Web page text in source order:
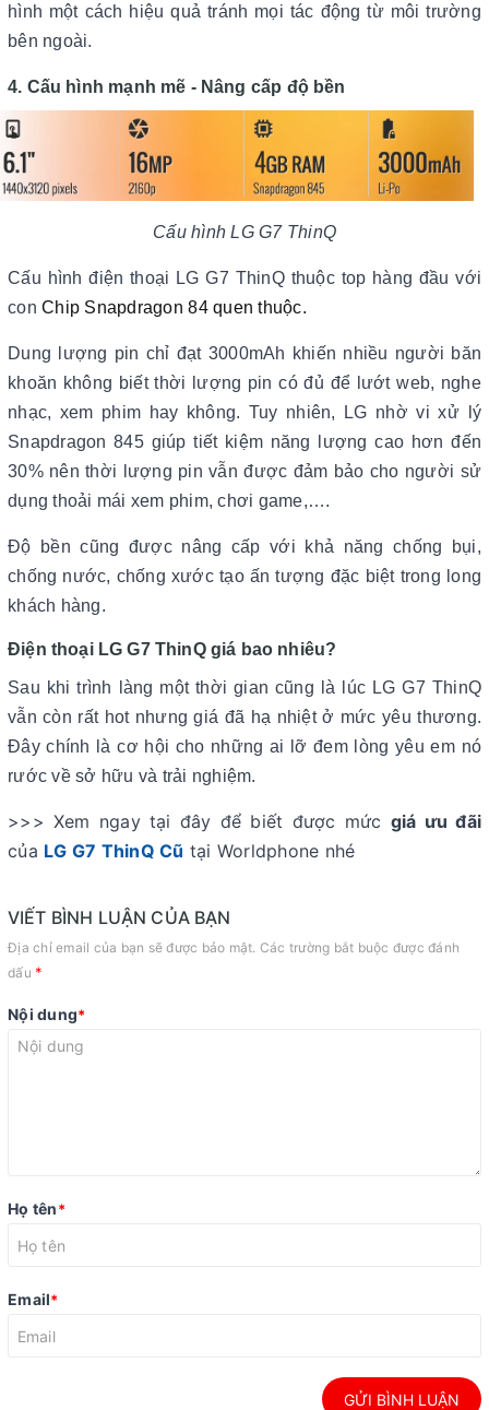
hình một cách hiệu quả tránh mọi tác động từ môi trường
bên ngoài.
4. Cấu hình mạnh mẽ - Nâng cấp độ bền
Cấu hình LG G7 ThinQ
Cấu hình điện thoại LG G7 ThinQ thuộc top hàng đầu với
con Chip Snapdragon 84 quen thuộc.
Dung lượng pin chỉ đạt 3000mAh khiến nhiều người băn
khoăn không biết thời lượng pin có đủ để lướt web, nghe
nhạc, xem phim hay không. Tuy nhiên, LG nhờ vi xử lý
Snapdragon 845 giúp tiết kiệm năng lượng cao hơn đến
30% nên thời lượng pin vẫn được đảm bảo cho người sử
dụng thoải mái xem phim, chơi game,….
Độ bền cũng được nâng cấp với khả năng chống bụi,
chống nước, chống xước tạo ấn tượng đặc biệt trong long
khách hàng.
Điện thoại LG G7 ThinQ giá bao nhiêu?
Sau khi trình làng một thời gian cũng là lúc LG G7 ThinQ
vẫn còn rất hot nhưng giá đã hạ nhiệt ở mức yêu thương.
Đây chính là cơ hội cho những ai lỡ đem lòng yêu em nó
rước về sở hữu và trải nghiệm.
>>> Xem ngay tại đây để biết được mức giá ưu đãi
của LG G7 ThinQ Cũ tại Worldphone nhé
VIẾT BÌNH LUẬN CỦA BẠN
Địa chỉ email của bạn sẽ được bảo mật. Các trường bắt buộc được đánh
dấu *
Nội dung*
Họ tên*
Email*
GỬI BÌNH LUẬN